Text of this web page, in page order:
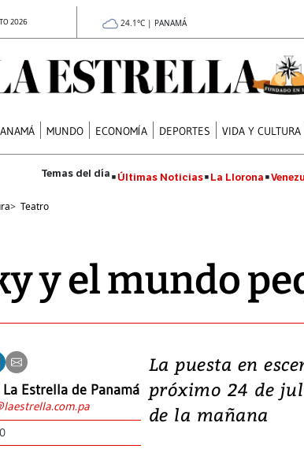
2026 24.1°C | PANAMÁ
MUNDO ECONOMÍA DEPORTES VIDA Y CULTURA
Últimas Noticias La Llorona
> Teatro
y el mundo
La Estrella de Panamá
La puesta en
próximo 24 de
de la mañana
Video,
deja
daños en